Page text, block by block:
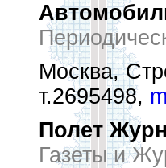
Москва,
т.2695498,
Полет
Газеты и